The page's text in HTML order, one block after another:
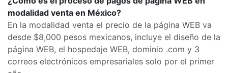
modalidad venta en México?
En la modalidad venta el precio de la página WEB va
desde $8,000 pesos mexicanos, incluye el diseño de la
página WEB, el hospedaje WEB, dominio .com y 3
correos electrónicos empresariales solo por el primer